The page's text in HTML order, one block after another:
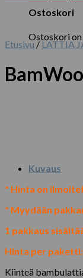
Ostoskori
Ostoskori on
Etusivu /LATTIA
Kuvaus
* Hinta on
* Myydään
1 pakkaus
Hinta per
Kiinteä